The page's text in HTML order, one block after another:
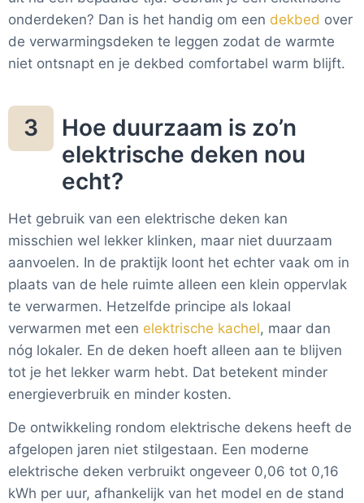
onderdeken? Dan is het handig om een dekbed over
de verwarmingsdeken te leggen zodat de warmte
niet ontsnapt en je dekbed comfortabel warm blijft.
3
Hoe duurzaam is zo’n
elektrische deken nou
echt?
Het gebruik van een elektrische deken kan
misschien wel lekker klinken, maar niet duurzaam
aanvoelen. In de praktijk loont het echter vaak om in
plaats van de hele ruimte alleen een klein oppervlak
te verwarmen. Hetzelfde principe als lokaal
verwarmen met een elektrische kachel, maar dan
nóg lokaler. En de deken hoeft alleen aan te blijven
tot je het lekker warm hebt. Dat betekent minder
energieverbruik en minder kosten.
De ontwikkeling rondom elektrische dekens heeft de
afgelopen jaren niet stilgestaan. Een moderne
elektrische deken verbruikt ongeveer 0,06 tot 0,16
kWh per uur, afhankelijk van het model en de stand